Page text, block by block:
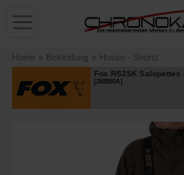
Home » Bekleidung » Hosen - Shorts
Fox RS25K Salopettes
[268880A]